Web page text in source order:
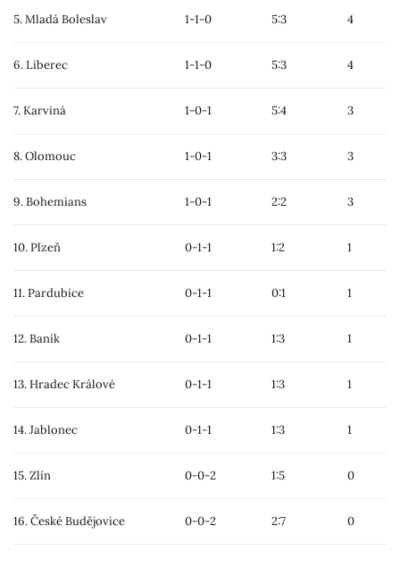
5. Mladá Boleslav 1-1-0 5:3 4
6. Liberec 1-1-0 5:3 4
7. Karviná 1-0-1 5:4 3
8. Olomouc 1-0-1 3:3 3
9. Bohemians 1-0-1 2:2 3
10. Plzeň 0-1-1 1:2 1
11. Pardubice 0-1-1 0:1 1
12. Baník 0-1-1 1:3 1
13. Hradec Králové 0-1-1 1:3 1
14. Jablonec 0-1-1 1:3 1
15. Zlín 0-0-2 1:5 0
16. České Budějovice 0-0-2 2:7 0